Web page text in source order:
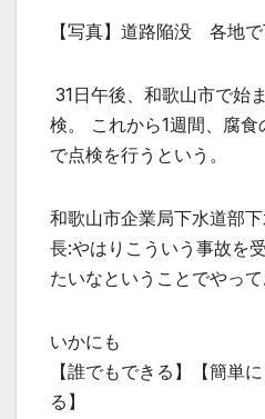
【写真】道路陥没 各地
31日午後、和歌山市で始
検。 これから1週間、腐
で点検を行うという。
和歌山市企業局下水道部
長:やはりこういう事故を
たいなということでやって
いかにも
【誰でもできる】【簡単
る】